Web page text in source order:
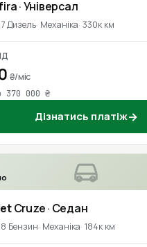
· Універсал
Дизель Механіка 330к км
₴/міс
370 000 ₴
Дізнатись платіж→
Cruze· Седан
Бензин Механіка 184к км